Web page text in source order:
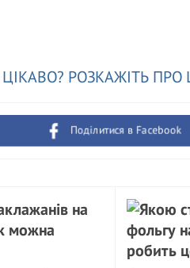
РОЗКАЖІТЬ
Поділитися в Facebook